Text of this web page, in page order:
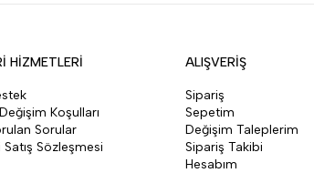
HİZMETLERİ
Koşulları
Sorular
Sözleşmesi
ALIŞVERİŞ
Sipariş
Sepetim
Değişim Taleplerim
Sipariş Takibi
Hesabım